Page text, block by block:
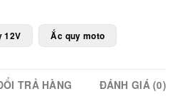
12V Ắc quy moto
TRẢ HÀNG ĐÁNH GIÁ (0)